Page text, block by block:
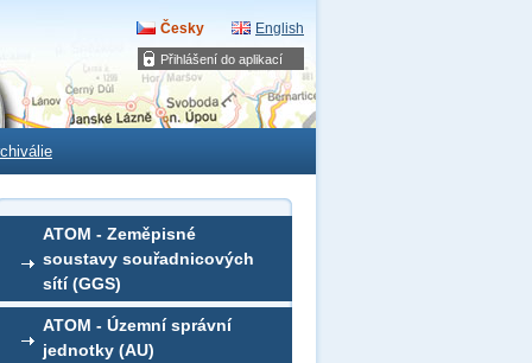
Přihlášení do aplikací
Česky English
ATOM - Zeměpisné
soustavy souřadnicových
sítí (GGS)
ATOM - Územní správní
jednotky (AU)